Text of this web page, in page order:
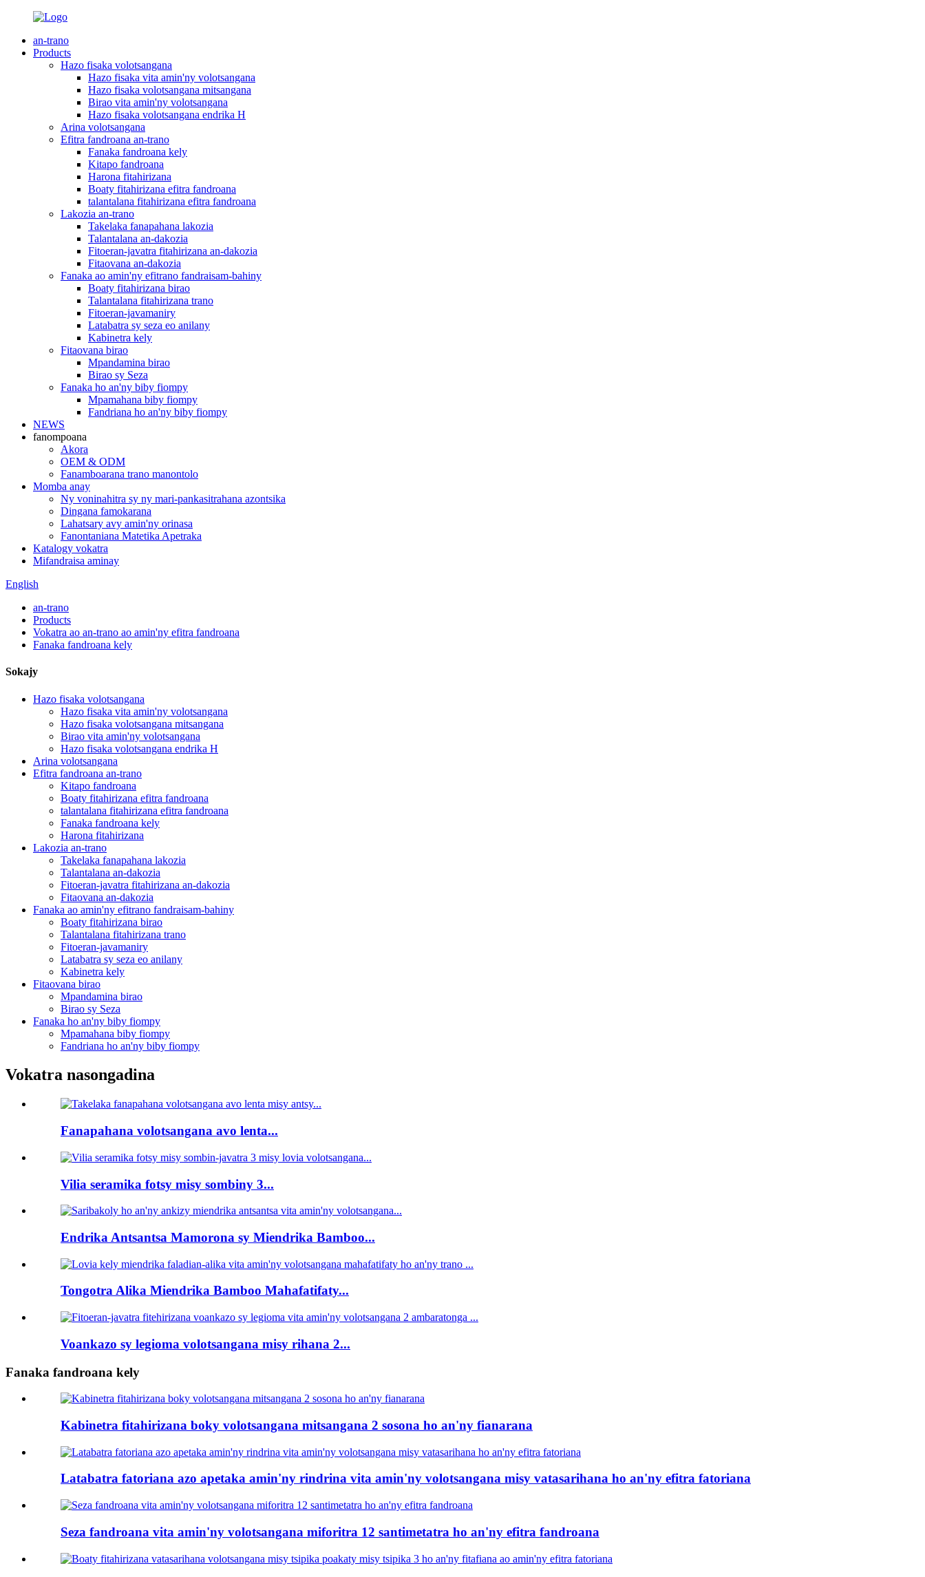
an-trano
Products
Hazo fisaka volotsangana
Hazo fisaka vita amin'ny volotsangana
Hazo fisaka volotsangana mitsangana
Birao vita amin'ny volotsangana
Hazo fisaka volotsangana endrika H
Arina volotsangana
Efitra fandroana an-trano
Fanaka fandroana kely
Kitapo fandroana
Harona fitahirizana
Boaty fitahirizana efitra fandroana
talantalana fitahirizana efitra fandroana
Lakozia an-trano
Takelaka fanapahana lakozia
Talantalana an-dakozia
Fitoeran-javatra fitahirizana an-dakozia
Fitaovana an-dakozia
Fanaka ao amin'ny efitrano fandraisam-bahiny
Boaty fitahirizana birao
Talantalana fitahirizana trano
Fitoeran-javamaniry
Latabatra sy seza eo anilany
Kabinetra kely
Fitaovana birao
Mpandamina birao
Birao sy Seza
Fanaka ho an'ny biby fiompy
Mpamahana biby fiompy
Fandriana ho an'ny biby fiompy
NEWS
fanompoana
Akora
OEM & ODM
Fanamboarana trano manontolo
Momba anay
Ny voninahitra sy ny mari-pankasitrahana azontsika
Dingana famokarana
Lahatsary avy amin'ny orinasa
Fanontaniana Matetika Apetraka
Katalogy vokatra
Mifandraisa aminay
English
an-trano
Products
Vokatra ao an-trano ao amin'ny efitra fandroana
Fanaka fandroana kely
Sokajy
Hazo fisaka volotsangana
Hazo fisaka vita amin'ny volotsangana
Hazo fisaka volotsangana mitsangana
Birao vita amin'ny volotsangana
Hazo fisaka volotsangana endrika H
Arina volotsangana
Efitra fandroana an-trano
Kitapo fandroana
Boaty fitahirizana efitra fandroana
talantalana fitahirizana efitra fandroana
Fanaka fandroana kely
Harona fitahirizana
Lakozia an-trano
Takelaka fanapahana lakozia
Talantalana an-dakozia
Fitoeran-javatra fitahirizana an-dakozia
Fitaovana an-dakozia
Fanaka ao amin'ny efitrano fandraisam-bahiny
Boaty fitahirizana birao
Talantalana fitahirizana trano
Fitoeran-javamaniry
Latabatra sy seza eo anilany
Kabinetra kely
Fitaovana birao
Mpandamina birao
Birao sy Seza
Fanaka ho an'ny biby fiompy
Mpamahana biby fiompy
Fandriana ho an'ny biby fiompy
Vokatra nasongadina
Fanapahana volotsangana avo lenta...
Vilia seramika fotsy misy sombiny 3...
Endrika Antsantsa Mamorona sy Miendrika Bamboo...
Tongotra Alika Miendrika Bamboo Mahafatifaty...
Voankazo sy legioma volotsangana misy rihana 2...
Fanaka fandroana kely
Kabinetra fitahirizana boky volotsangana mitsangana 2 sosona ho an'ny fianarana
Latabatra fatoriana azo apetaka amin'ny rindrina vita amin'ny volotsangana misy vatasarihana ho an'ny efitra fatoriana
Seza fandroana vita amin'ny volotsangana miforitra 12 santimetatra ho an'ny efitra fandroana